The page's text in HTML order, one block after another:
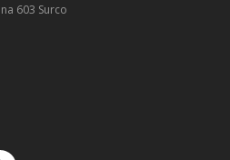
603 Surco